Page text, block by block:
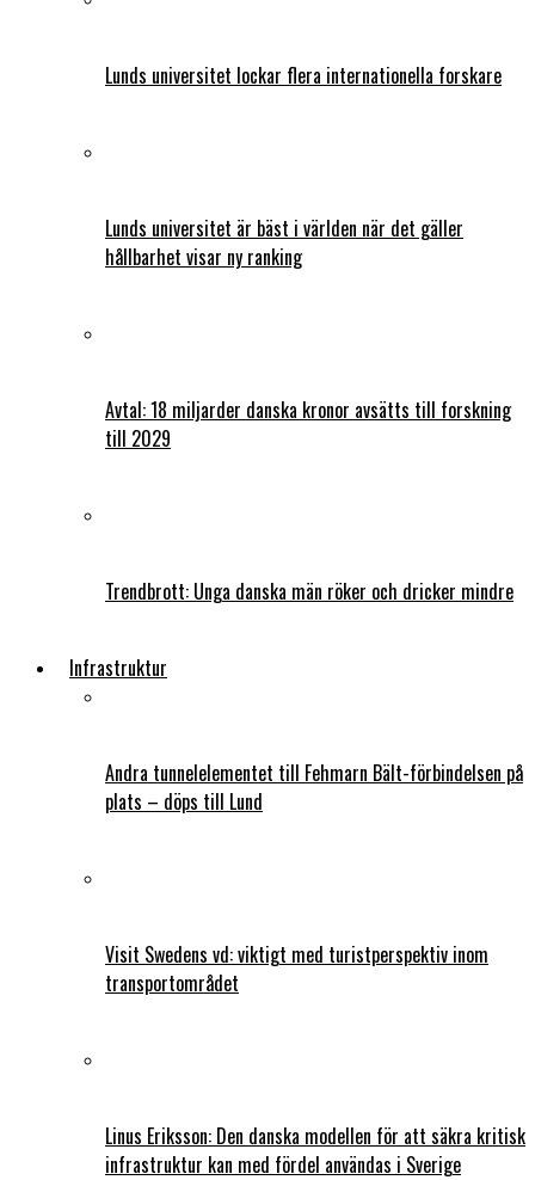
Lunds universitet lockar flera internationella forskare
Lunds universitet är bäst i världen när det gäller
hållbarhet visar ny ranking
Avtal: 18 miljarder danska kronor avsätts till forskning
till 2029
Trendbrott: Unga danska män röker och dricker mindre
Infrastruktur
Andra tunnelelementet till Fehmarn Bält-förbindelsen på
plats – döps till Lund
Visit Swedens vd: viktigt med turistperspektiv inom
transportområdet
Linus Eriksson: Den danska modellen för att säkra kritisk
infrastruktur kan med fördel användas i Sverige